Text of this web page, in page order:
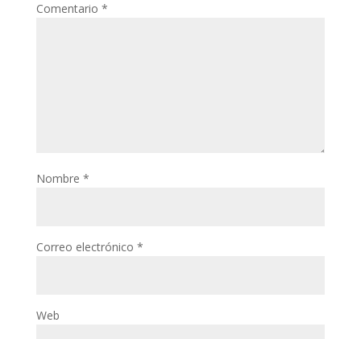
Comentario *
Nombre *
Correo electrónico *
Web